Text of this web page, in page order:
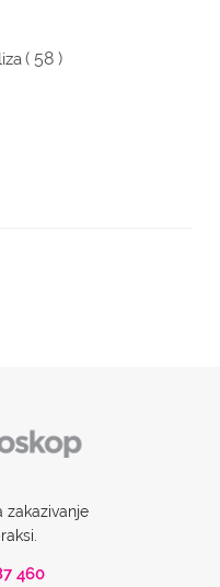
( 58 )
zakazivanje
460